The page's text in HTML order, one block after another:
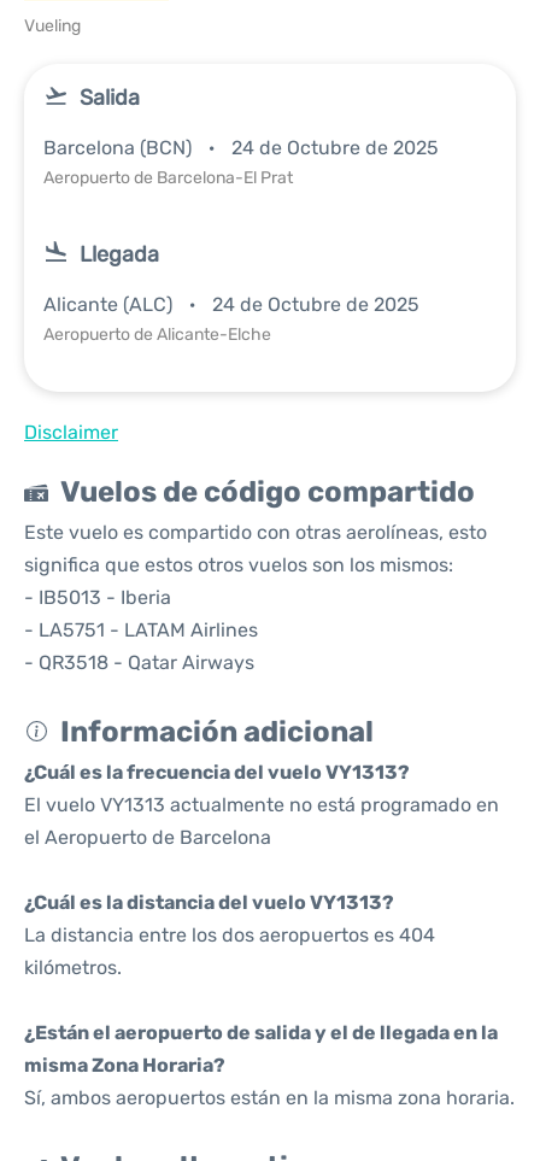
Vueling
Salida
Barcelona (BCN) 24 de Octubre de 2025
Aeropuerto de Barcelona-El Prat
Llegada
Alicante (ALC) 24 de Octubre de 2025
Aeropuerto de Alicante-Elche
Disclaimer
Vuelos de código compartido
Este vuelo es compartido con otras aerolíneas, esto
significa que estos otros vuelos son los mismos:
- IB5013 - Iberia
- LA5751 - LATAM Airlines
- QR3518 - Qatar Airways
Información adicional
¿Cuál es la frecuencia del vuelo VY1313?
El vuelo VY1313 actualmente no está programado en
el Aeropuerto de Barcelona
¿Cuál es la distancia del vuelo VY1313?
La distancia entre los dos aeropuertos es 404
kilómetros.
¿Están el aeropuerto de salida y el de llegada en la
misma Zona Horaria?
Sí, ambos aeropuertos están en la misma zona horaria.